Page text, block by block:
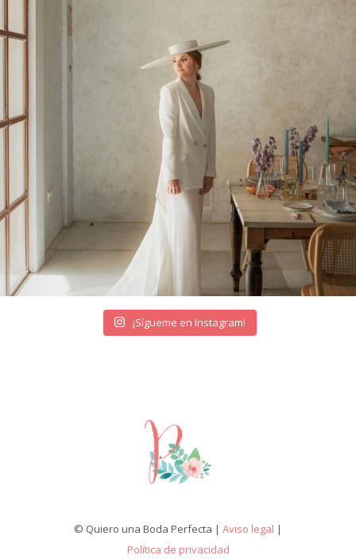
¡Sígueme en Instagram!
© Quiero una Boda Perfecta | Aviso legal |
Política de privacidad